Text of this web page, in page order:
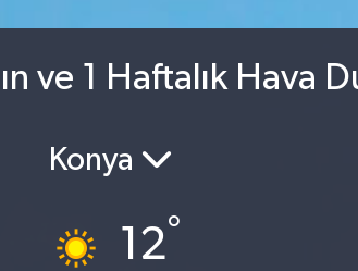
ve 1 Haftalık Hava
Konya
12°